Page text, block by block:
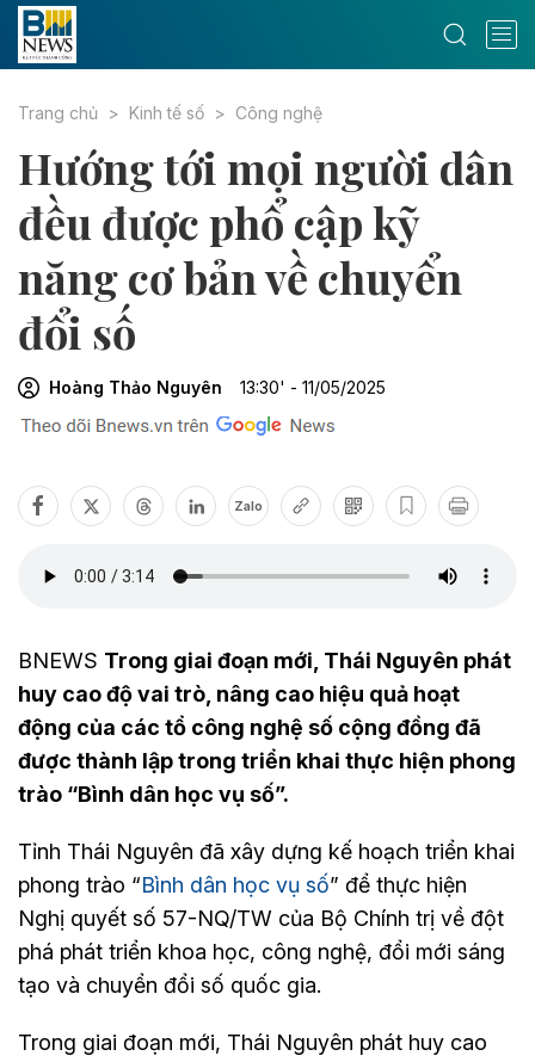
Trang chủ Kinh tế số Công nghệ
Hướng tới mọi người dân
đều được phổ cập kỹ
năng cơ bản về chuyển
đổi số
Hoàng Thảo Nguyên 13:30' - 11/05/2025
Zalo
BNEWS Trong giai đoạn mới, Thái Nguyên phát
huy cao độ vai trò, nâng cao hiệu quả hoạt
động của các tổ công nghệ số cộng đồng đã
được thành lập trong triển khai thực hiện phong
trào “Bình dân học vụ số”.
Tỉnh Thái Nguyên đã xây dựng kế hoạch triển khai
phong trào “Bình dân học vụ số” để thực hiện
Nghị quyết số 57-NQ/TW của Bộ Chính trị về đột
phá phát triển khoa học, công nghệ, đổi mới sáng
tạo và chuyển đổi số quốc gia.
Trong giai đoạn mới, Thái Nguyên phát huy cao